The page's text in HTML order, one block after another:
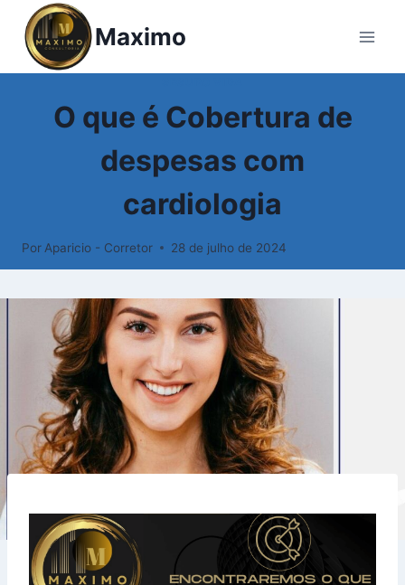
Pular
para
Maximo
O que é Cobertura de
despesas com
cardiologia
Por Aparicio - Corretor 28 de julho de 2024